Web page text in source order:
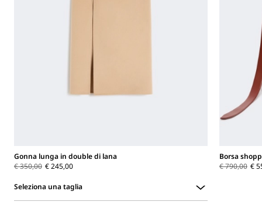
Gonna lunga in double di lana
€ 350,00 € 245,00
Seleziona una taglia
Borsa
€ 790,00 €